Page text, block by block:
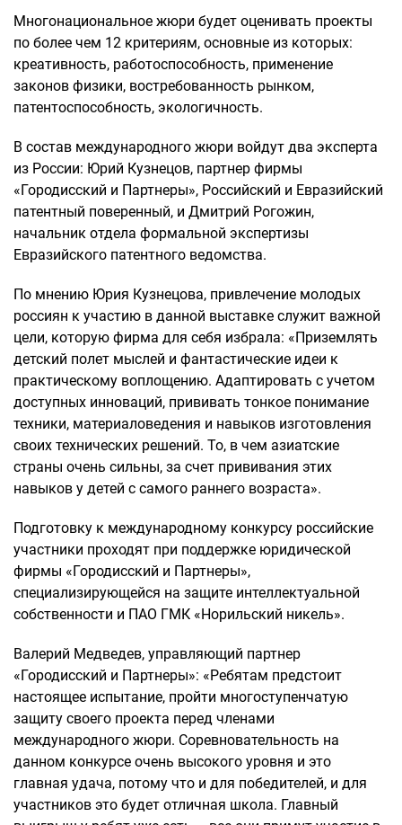
Многонациональное жюри будет оценивать проекты
по более чем 12 критериям, основные из которых:
креативность, работоспособность, применение
законов физики, востребованность рынком,
патентоспособность, экологичность.
В состав международного жюри войдут два эксперта
из России: Юрий Кузнецов, партнер фирмы
«Городисский и Партнеры», Российский и Евразийский
патентный поверенный, и Дмитрий Рогожин,
начальник отдела формальной экспертизы
Евразийского патентного ведомства.
По мнению Юрия Кузнецова, привлечение молодых
россиян к участию в данной выставке служит важной
цели, которую фирма для себя избрала: «Приземлять
детский полет мыслей и фантастические идеи к
практическому воплощению. Адаптировать с учетом
доступных инноваций, прививать тонкое понимание
техники, материаловедения и навыков изготовления
своих технических решений. То, в чем азиатские
страны очень сильны, за счет прививания этих
навыков у детей с самого раннего возраста».
Подготовку к международному конкурсу российские
участники проходят при поддержке юридической
фирмы «Городисский и Партнеры»,
специализирующейся на защите интеллектуальной
собственности и ПАО ГМК «Норильский никель».
Валерий Медведев, управляющий партнер
«Городисский и Партнеры»: «Ребятам предстоит
настоящее испытание, пройти многоступенчатую
защиту своего проекта перед членами
международного жюри. Соревновательность на
данном конкурсе очень высокого уровня и это
главная удача, потому что и для победителей, и для
участников это будет отличная школа. Главный